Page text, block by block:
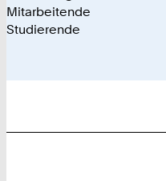
Mitarbeitende
Studierende